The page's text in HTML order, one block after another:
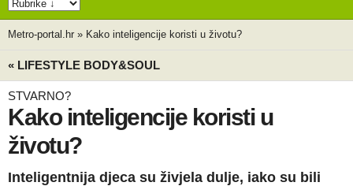
Metro-portal.hr » Kako inteligencije koristi u životu?
« LIFESTYLE BODY&SOUL
STVARNO?
Kako inteligencije koristi u
životu?
Inteligentnija djeca su živjela dulje, iako su bili